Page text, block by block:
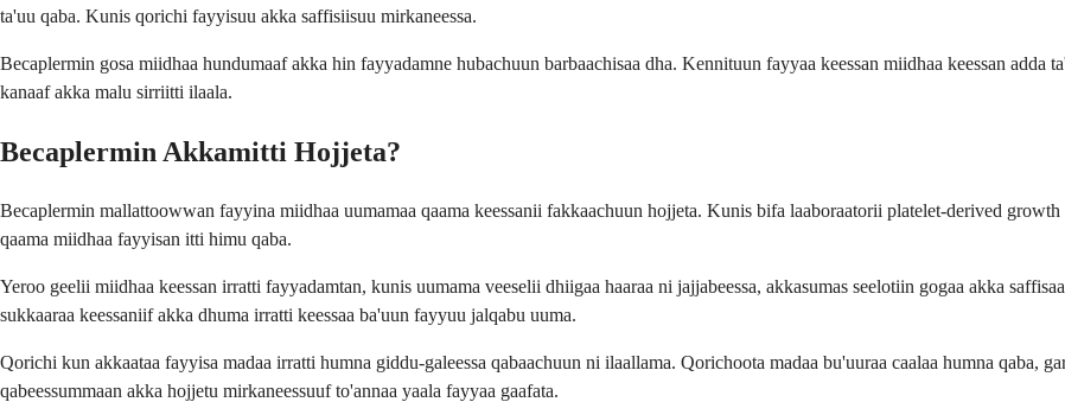
ta'uu qaba. Kunis qorichi fayyisuu akka saffisiisuu mirkaneessa.
Becaplermin gosa miidhaa hundumaaf akka hin fayyadamne hubachuun barbaachisaa dha. Kennituun fayyaa keessan miidhaa keessan adda
kanaaf akka malu sirriitti ilaala.
Becaplermin Akkamitti Hojjeta?
Becaplermin mallattoowwan fayyina miidhaa uumamaa qaama keessanii fakkaachuun hojjeta. Kunis bifa laaboraatorii platelet-derived
qaama miidhaa fayyisan itti himu qaba.
Yeroo geelii miidhaa keessan irratti fayyadamtan, kunis uumama veeselii dhiigaa haaraa ni jajjabeessa, akkasumas seelotiin gogaa akka
sukkaaraa keessaniif akka dhuma irratti keessaa ba'uun fayyuu jalqabu uuma.
Qorichi kun akkaataa fayyisa madaa irratti humna giddu-galeessa qabaachuun ni ilaallama. Qorichoota madaa bu'uuraa caalaa humna qaba,
qabeessummaan akka hojjetu mirkaneessuuf to'annaa yaala fayyaa gaafata.